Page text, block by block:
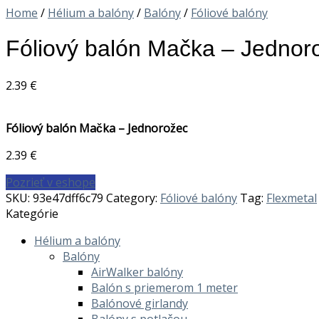
Home / Hélium a balóny/ Balóny/ Fóliové balóny
Fóliový balón Mačka –
2.39 €
Fóliový balón Mačka – Jednorožec
2.39 €
Pozrieť v eshope
SKU: 93e47dff6c79 Category: Fóliové balóny Tag: Flexmetal
Kategórie
Hélium a balóny
Balóny
AirWalker balóny
Balón s priemerom 1 meter
Balónové girlandy